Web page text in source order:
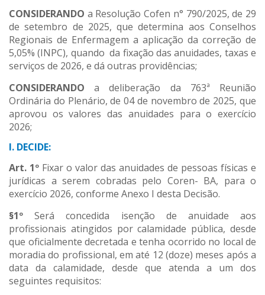
CONSIDERANDO a Resolução Cofen n° 790/2025, de 29
de setembro de 2025, que determina aos Conselhos
Regionais de Enfermagem a aplicação da correção de
5,05% (INPC), quando da fixação das anuidades, taxas e
serviços de 2026, e dá outras providências;
CONSIDERANDOa deliberação da 763ª Reunião
Ordinária do Plenário, de 04 de novembro de 2025, que
aprovou os valores das anuidades para o exercício
2026;
I. DECIDE:
Art. 1º Fixar o valor das anuidades de pessoas físicas e
jurídicas a serem cobradas pelo Coren- BA, para o
exercício 2026, conforme Anexo I desta Decisão.
§1ºSerá concedida isenção de anuidade aos
profissionais atingidos por calamidade pública, desde
que oficialmente decretada e tenha ocorrido no local de
moradia do profissional, em até 12 (doze) meses após a
data da calamidade, desde que atenda a um dos
seguintes requisitos: